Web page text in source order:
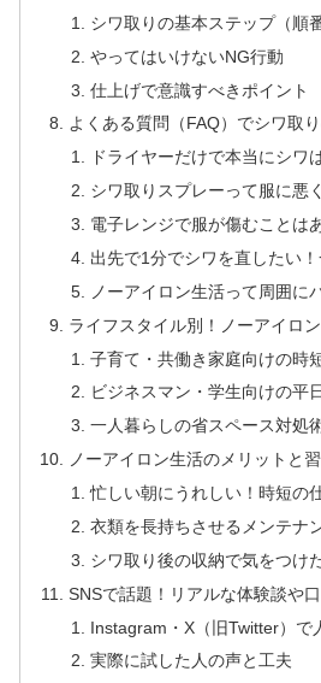
シワ取りの基本ステップ（順
やってはいけないNG行動
仕上げで意識すべきポイント
よくある質問（FAQ）でシワ取
ドライヤーだけで本当にシワ
シワ取りスプレーって服に悪
電子レンジで服が傷むことは
出先で1分でシワを直したい
ノーアイロン生活って周囲に
ライフスタイル別！ノーアイロ
子育て・共働き家庭向けの時
ビジネスマン・学生向けの平
一人暮らしの省スペース対処
ノーアイロン生活のメリットと
忙しい朝にうれしい！時短の
衣類を長持ちさせるメンテナ
シワ取り後の収納で気をつけ
SNSで話題！リアルな体験談や
Instagram・X（旧Twitter）で
実際に試した人の声と工夫